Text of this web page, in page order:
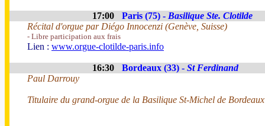
17:00 Paris (75) - Basilique Ste. Clotilde
Récital d'orgue par Diégo Innocenzi (Genève, Suisse)
- Libre participation aux frais
Lien : www.orgue-clotilde-paris.info
16:30 Bordeaux (33) - St Ferdinand
Paul Darrouy
Titulaire du grand-orgue de la Basilique St-Michel de Bordeaux